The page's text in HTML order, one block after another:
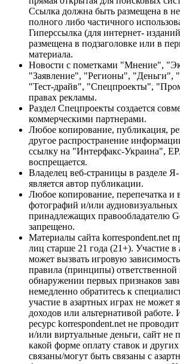
Ссылка должна быть размещена в
полного либо частичного
Гиперссылка (для интернет-
размещена в подзаголовке или в
материала.
Новости с пометками "Мнение",
"Заявление", "Регионы", "Деньги",
"Тест-драйв", "Спецпроекты",
правах рекламы.
Раздел Спецпроекты создается
коммерческими партнерами.
Любое копирование, публикация,
другое распространение
ссылку на "Интерфакс-Украина",
воспрещается.
Владелец веб-страницы в разделе
является автор публикации.
Любое копирование, перепечатка и
фотографий и/или аудиовизуальных
принадлежащих правообладателю
запрещено.
Материалы сайта korrespondent.net
лиц старше 21 года (21+). Участие в
может вызвать игровую
правила (принципы)
обнаружении первых признаков
немедленно обратитесь к
участие в азартных играх не может
доходов или альтернативой
ресурс korrespondent.net не
и/или виртуальные деньги, сайт не
какой форме оплату ставок и
связаны/могут быть связаны с